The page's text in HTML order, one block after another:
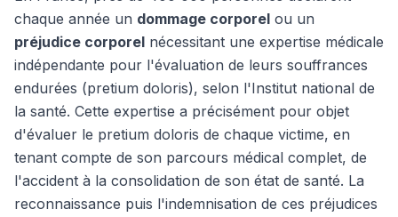
chaque année un dommage corporel ou un
préjudice corporel nécessitant une expertise médicale
indépendante pour l'évaluation de leurs souffrances
endurées (pretium doloris), selon l'Institut national de
la santé. Cette expertise a précisément pour objet
d'évaluer le pretium doloris de chaque victime, en
tenant compte de son parcours médical complet, de
l'accident à la consolidation de son état de santé. La
reconnaissance puis l'indemnisation de ces préjudices